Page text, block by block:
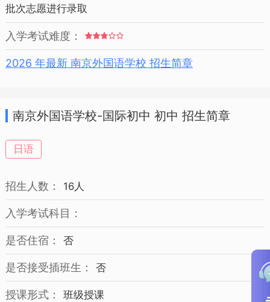
批次志愿进行录取
入学考试难度：
2026 年最新 南京外国语学校 招生简章
南京外国语学校-国际初中 初中 招生简章
日语
招生人数： 16人
入学考试科目：
是否住宿： 否
是否接受插班生： 否
授课形式： 班级授课